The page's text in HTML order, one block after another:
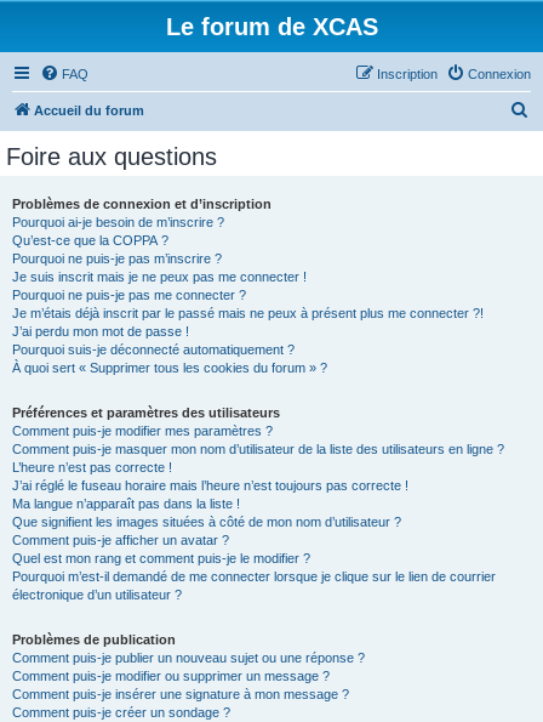
Le forum de XCAS
FAQ Connexion
Inscription
Accueil du forum
Foire aux questions
Problèmes de connexion et d’inscription
Pourquoi ai-je besoin de m’inscrire ?
Qu’est-ce que la COPPA ?
Pourquoi ne puis-je pas m’inscrire ?
Je suis inscrit mais je ne peux pas me connecter !
Pourquoi ne puis-je pas me connecter ?
Je m’étais déjà inscrit par le passé mais ne peux à présent plus me connecter ?!
J’ai perdu mon mot de passe !
Pourquoi suis-je déconnecté automatiquement ?
À quoi sert « Supprimer tous les cookies du forum » ?
Préférences et paramètres des utilisateurs
Comment puis-je modifier mes paramètres ?
Comment puis-je masquer mon nom d’utilisateur de la liste des utilisateurs en ligne ?
L’heure n’est pas correcte !
J’ai réglé le fuseau horaire mais l’heure n’est toujours pas correcte !
Ma langue n’apparaît pas dans la liste !
Que signifient les images situées à côté de mon nom d’utilisateur ?
Comment puis-je afficher un avatar ?
Quel est mon rang et comment puis-je le modifier ?
Pourquoi m’est-il demandé de me connecter lorsque je clique sur le lien de courrier
électronique d’un utilisateur ?
Problèmes de publication
Comment puis-je publier un nouveau sujet ou une réponse ?
Comment puis-je modifier ou supprimer un message ?
Comment puis-je insérer une signature à mon message ?
Comment puis-je créer un sondage ?